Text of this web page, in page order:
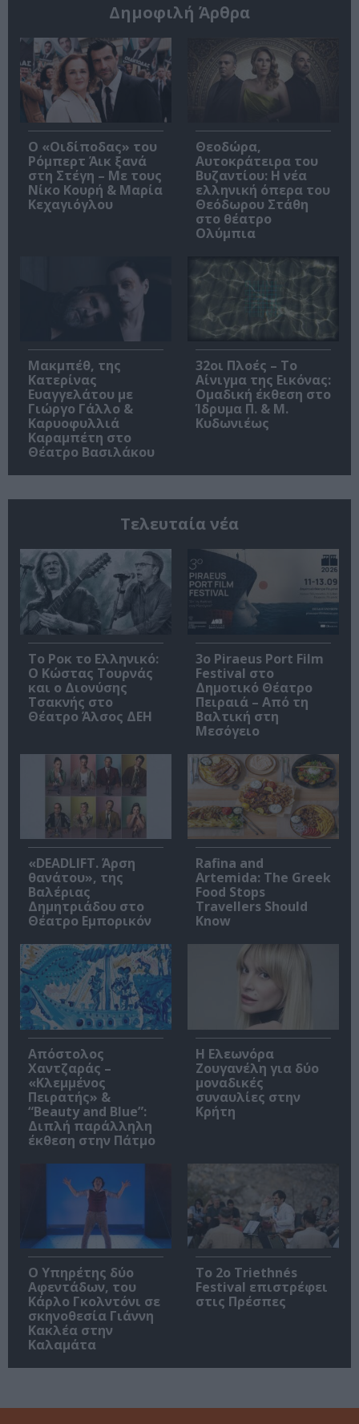
Δημοφιλή Άρθρα
O «Οιδίποδας» του
Ρόμπερτ Άικ ξανά
στη Στέγη – Με τους
Νίκο Κουρή & Μαρία
Κεχαγιόγλου
Θεοδώρα,
Αυτοκράτειρα του
Βυζαντίου: Η νέα
ελληνική όπερα του
Θεόδωρου Στάθη
στο θέατρο
Ολύμπια
Μακμπέθ, της
Κατερίνας
Ευαγγελάτου με
Γιώργο Γάλλο &
Καρυοφυλλιά
Καραμπέτη στο
Θέατρο Βασιλάκου
32οι Πλοές – Το
Αίνιγμα της Εικόνας:
Ομαδική έκθεση στο
Ίδρυμα Π. & Μ.
Κυδωνιέως
Τελευταία νέα
Το Ροκ το Ελληνικό:
Ο Κώστας Τουρνάς
και ο Διονύσης
Τσακνής στο
Θέατρο Άλσος ΔΕΗ
3o Piraeus Port Film
Festival στο
Δημοτικό Θέατρο
Πειραιά – Από τη
Βαλτική στη
Μεσόγειο
«DEADLIFT. Άρση
θανάτου», της
Βαλέριας
Δημητριάδου στο
Θέατρο Εμπορικόν
Rafina and
Artemida: The Greek
Food Stops
Travellers Should
Know
Απόστολος
Χαντζαράς –
«Κλεμμένος
Πειρατής» &
“Beauty and Blue”:
Διπλή παράλληλη
έκθεση στην Πάτμο
Η Ελεωνόρα
Ζουγανέλη για δύο
μοναδικές
συναυλίες στην
Κρήτη
Ο Υπηρέτης δύο
Αφεντάδων, του
Κάρλο Γκολντόνι σε
σκηνοθεσία Γιάννη
Κακλέα στην
Καλαμάτα
Το 2ο Triethnés
Festival επιστρέφει
στις Πρέσπες